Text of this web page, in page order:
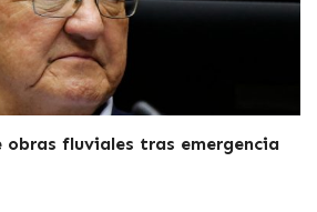
obras fluviales tras emergencia